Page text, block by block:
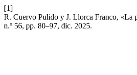
[1]
R. Cuervo Pulido y J. Llorca Franco, «La
n.º 56, pp. 80–97, dic. 2025.